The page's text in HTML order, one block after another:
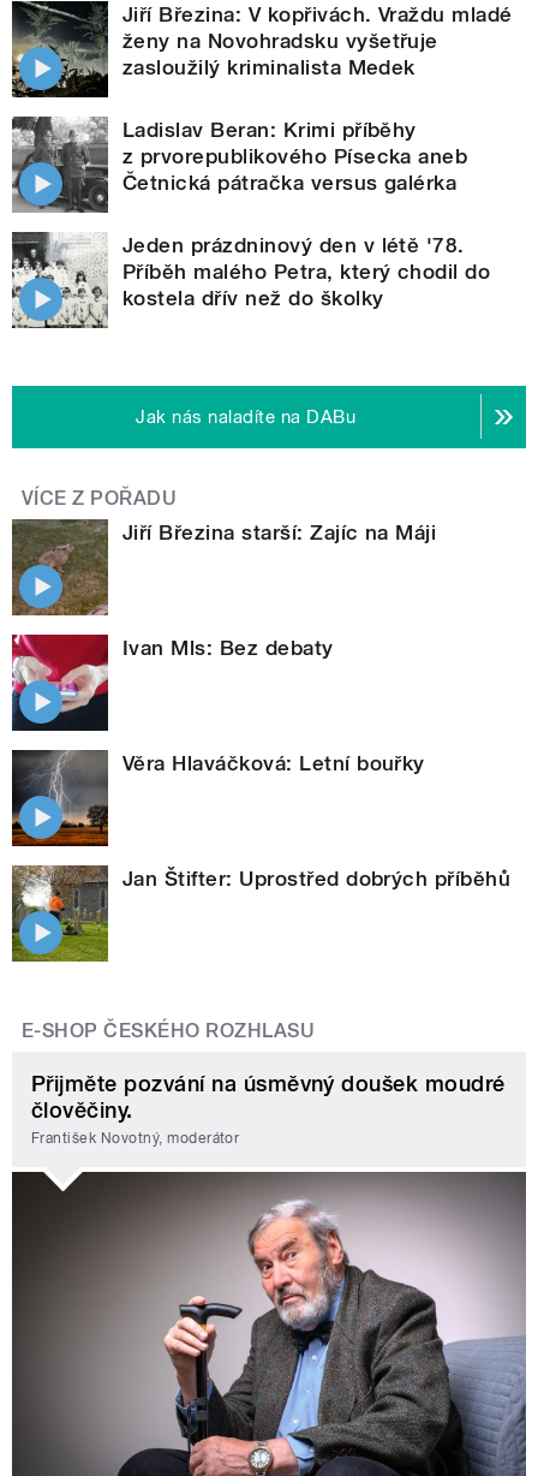
Jiří Březina: V kopřivách. Vraždu mladé
ženy na Novohradsku vyšetřuje
zasloužilý kriminalista Medek
Ladislav Beran: Krimi příběhy
z prvorepublikového Písecka aneb
Četnická pátračka versus galérka
Jeden prázdninový den v létě '78.
Příběh malého Petra, který chodil do
kostela dřív než do školky
Jak nás naladíte na DABu
VÍCE Z POŘADU
Jiří Březina starší: Zajíc na Máji
Ivan Mls: Bez debaty
Věra Hlaváčková: Letní bouřky
Jan Štifter: Uprostřed dobrých příběhů
E-SHOP ČESKÉHO ROZHLASU
Přijměte pozvání na úsměvný doušek moudré
člověčiny.
František Novotný, moderátor